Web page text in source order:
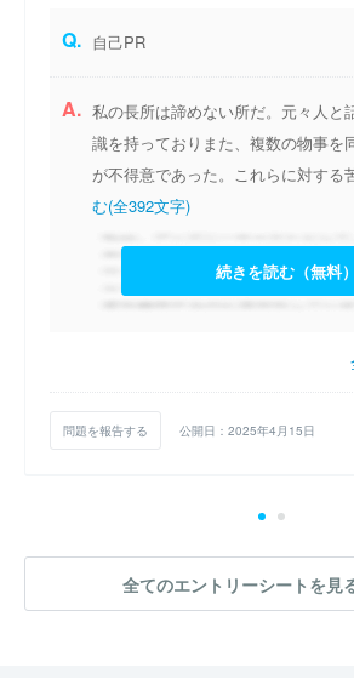
Q. 自己PR
A. 私の長所は諦めない所だ。元々人と
識を持っておりまた、複数の物事を
が不得意であった。これらに対する
む(全392文字)
続きを読む（無料）
問題を報告する 公開日：2025年4月15日
全てのエントリーシートを見